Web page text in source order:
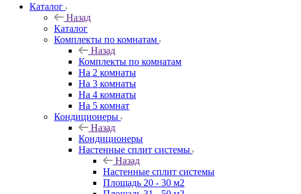
Каталог
Назад
Каталог
Комплекты по комнатам
Назад
Комплекты по комнатам
На 2 комнаты
На 3 комнаты
На 4 комнаты
На 5 комнат
Кондиционеры
Назад
Кондиционеры
Настенные сплит системы
Назад
Настенные сплит системы
Площадь 20 - 30 м2